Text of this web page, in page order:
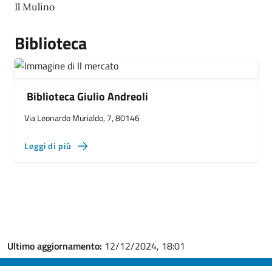
Il Mulino
Biblioteca
Biblioteca Giulio Andreoli
Via Leonardo Murialdo, 7, 80146
Leggi di più
Ultimo aggiornamento: 12/12/2024, 18:01